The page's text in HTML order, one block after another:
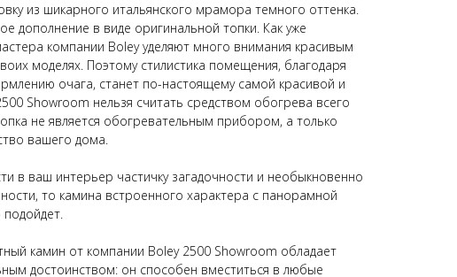
из шикарного итальянского мрамора темного оттенка.
дополнение в виде оригинальной топки. Как уже
компании Boley уделяют много внимания красивым
моделях. Поэтому стилистика помещения, благодаря
очага, станет по-настоящему самой красивой и
Showroom нельзя считать средством обогрева всего
не является обогревательным прибором, а только
вашего дома.
в ваш интерьер частичку загадочности и необыкновенно
то камина встроенного характера с панорамной
камин от компании Boley 2500 Showroom обладает
достоинством: он способен вместиться в любые